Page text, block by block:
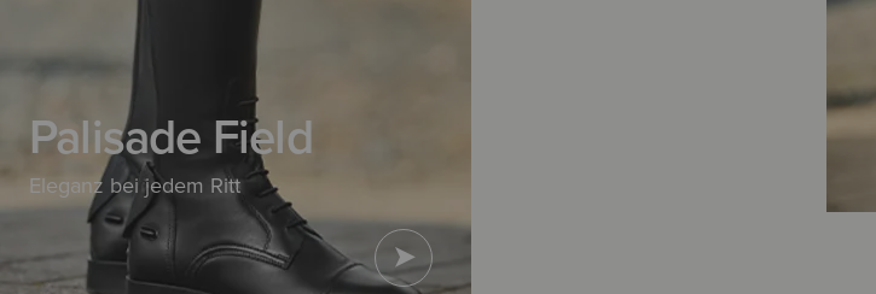
Palisade Field
Eleganz bei jedem Ritt